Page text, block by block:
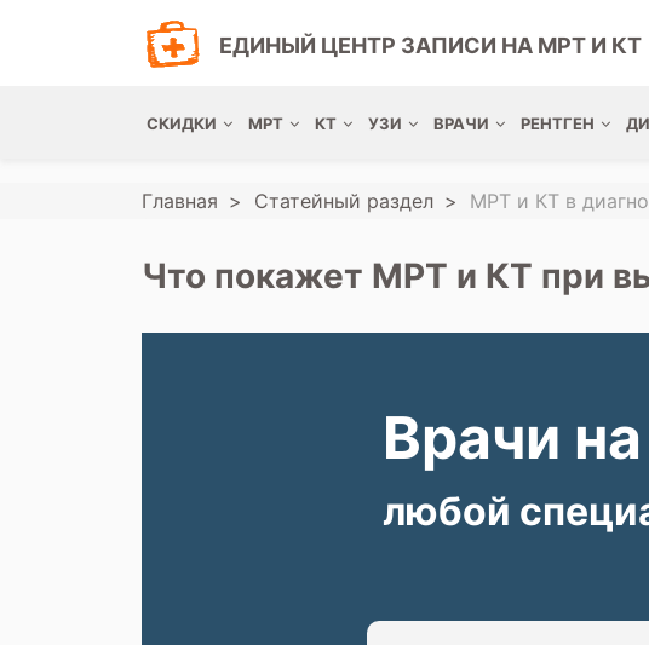
ЕДИНЫЙ ЦЕНТР ЗАПИСИ НА МРТ И КТ
СКИДКИ МРТ КТ УЗИ ВРАЧИ РЕНТГЕН
Главная Статейный раздел МРТ и КТ в
Что покажет МРТ и КТ при
Врачи
любой